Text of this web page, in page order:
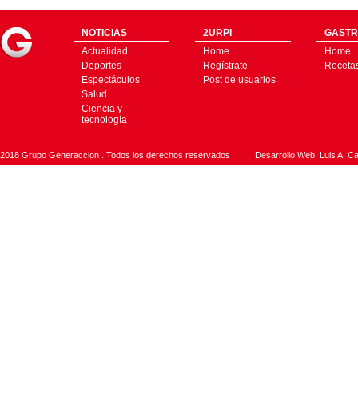
NOTICIAS
Actualidad
Deportes
Espectáculos
Salud
Ciencia y
tecnología
2URPI
Home
Regístrate
Post de usuarios
Home
2018 Grupo Generaccion . Todos los derechos reservados | Desarrollo Web: Luis